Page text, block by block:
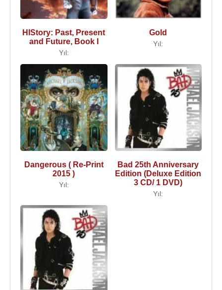
HIStory: Past, Present
and Future, Book I
Yıl:
Gold
Yıl:
Dangerous ( Re-Print
2015 )
Yıl:
Bad 25th Anniversary
Edition (Deluxe Edition
3 CD/ 1 DVD)
Yıl: